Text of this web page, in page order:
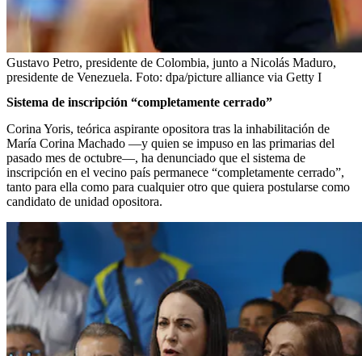
Gustavo Petro, presidente de Colombia, junto a Nicolás Maduro,
presidente de Venezuela. Foto: dpa/picture alliance via Getty I
Sistema de inscripción “completamente cerrado”
Corina Yoris, teórica aspirante opositora tras la inhabilitación de
María Corina Machado —y quien se impuso en las primarias del
pasado mes de octubre—, ha denunciado que el sistema de
inscripción en el vecino país permanece “completamente cerrado”,
tanto para ella como para cualquier otro que quiera postularse como
candidato de unidad opositora.